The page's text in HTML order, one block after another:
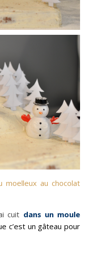
moelleux au chocolat
cuit dans un moule
c’est un gâteau pour